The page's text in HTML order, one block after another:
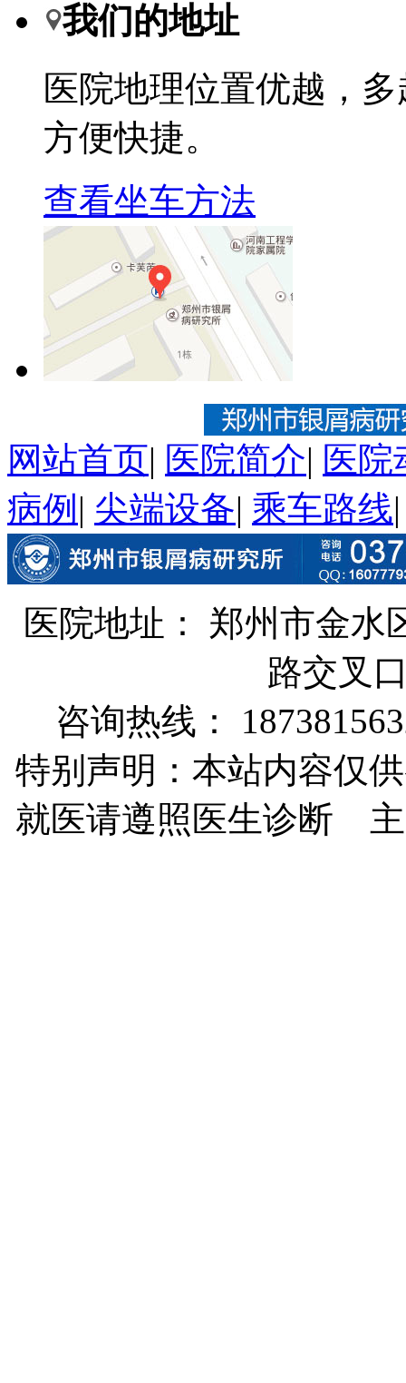
我们的地址
医院地理位置优越，
方便快捷。
查看坐车方法
网站首页| 医院简介| 医院
病例 | 尖端设备| 乘车路线
医院地址： 郑州市金水
路交叉
咨询热线：
特别声明：本站内容仅
就医请遵照医生诊断